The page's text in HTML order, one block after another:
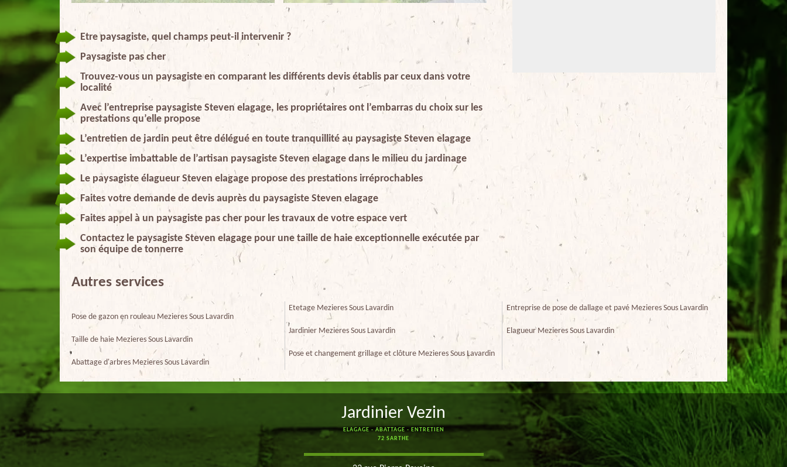
Etre paysagiste, quel champs peut-il intervenir ?
Paysagiste pas cher
Trouvez-vous un paysagiste en comparant les différents devis établis par ceux dans votre
localité
Avec l’entreprise paysagiste Steven elagage, les propriétaires ont l’embarras du choix sur les
prestations qu’elle propose
L’entretien de jardin peut être délégué en toute tranquillité au paysagiste Steven elagage
L’expertise imbattable de l’artisan paysagiste Steven elagage dans le milieu du jardinage
Le paysagiste élagueur Steven elagage propose des prestations irréprochables
Faites votre demande de devis auprès du paysagiste Steven elagage
Faites appel à un paysagiste pas cher pour les travaux de votre espace vert
Contactez le paysagiste Steven elagage pour une taille de haie exceptionnelle exécutée par
son équipe de tonnerre
Autres services
Pose de gazon en rouleau Mezieres Sous Lavardin
Taille de haie Mezieres Sous Lavardin
Abattage d'arbres Mezieres Sous Lavardin
Etetage Mezieres Sous Lavardin
Jardinier Mezieres Sous Lavardin
Pose et changement grillage et clôture Mezieres Sous Lavardin
Entreprise de pose de dallage et pavé Mezieres Sous Lavardin
Elagueur Mezieres Sous Lavardin
Jardinier Vezin
ELAGAGE - ABATTAGE - ENTRETIEN
72 SARTHE